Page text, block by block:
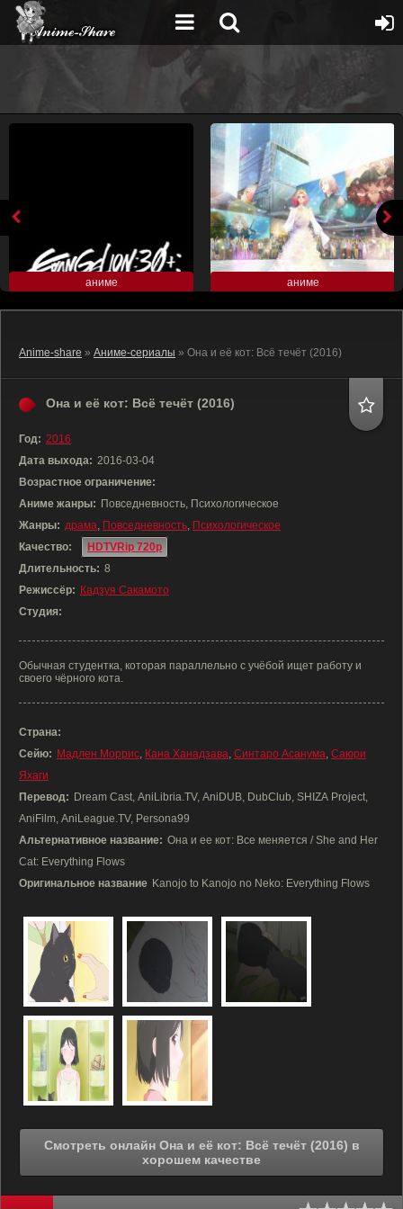
аниме аниме
Anime-share » Аниме-сериалы » Она и её кот: Всё течёт (2016)
Она и её кот: Всё течёт (2016)
Год: 2016
Дата выхода: 2016-03-04
Возрастное ограничение:
Аниме жанры: Повседневность, Психологическое
Жанры: драма, Повседневность, Психологическое
Качество:
HDTVRip 720p
Длительность: 8
Режиссёр: Кадзуя Сакамото
Студия:
Обычная студентка, которая параллельно с учёбой ищет работу и
своего чёрного кота.
Страна:
Сейю: Мадлен Моррис, Кана Ханадзава, Синтаро Асанума, Саюри
Яхаги
Перевод: Dream Cast, AniLibria.TV, AniDUB, DubClub, SHIZA Project,
AniFilm, AniLeague.TV, Persona99
Альтернативное название: Она и ее кот: Все меняется / She and Her
Cat: Everything Flows
Оригинальное название Kanojo to Kanojo no Neko: Everything Flows
Смотреть онлайн Она и её кот: Всё течёт (2016) в
хорошем качестве